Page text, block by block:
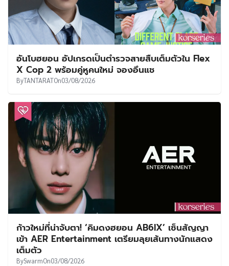
อันโบฮยอน อัปเกรดเป็นตำรวจสายสืบเต็มตัวใน Flex
X Cop 2 พร้อมคู่หูคนใหม่ จองอึนแช
ByTANTARATOn03/08/2026
ก้าวใหม่ที่น่าจับตา! ‘คิมดงฮยอน AB6IX’ เซ็นสัญญา
เข้า AER Entertainment เตรียมลุยเส้นทางนักแสดง
เต็มตัว
BySwarmOn03/08/2026